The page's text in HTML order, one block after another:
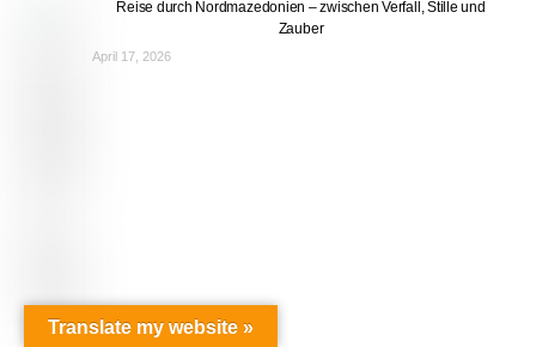
Reise durch Nordmazedonien – zwischen Verfall, Stille und
Zauber
April 17, 2026
Translate my website »